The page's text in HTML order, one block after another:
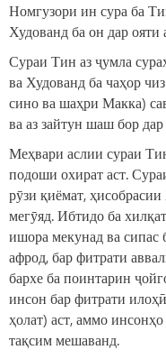
Номгузори ин сура ба
Худованд ба он дар ояти
Сураи Тин аз ҷумла
ва Худованд ба чаҳор
сино ва шаҳри Макка)
ва аз зайтун шаш бор
Меҳвари аслии сураи
подоши охират аст.
рӯзи қиёмат,
мегӯяд. Ибтидо ба
ишора мекунад ва сипас
афрод, бар фитрати
бархе ба поинтарин
инсон бар фитрати
ҳолат) аст, аммо
тақсим мешаванд.